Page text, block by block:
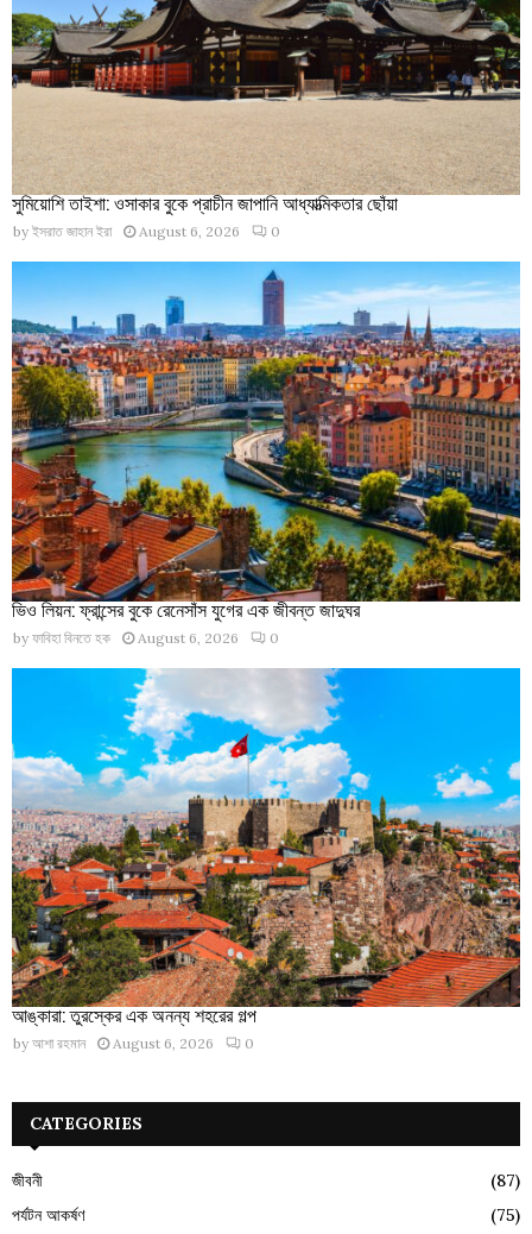
সুমিয়োশি তাইশা: ওসাকার বুকে প্রাচীন জাপানি আধ্যাত্মিকতার ছোঁয়া
by ইসরাত জাহান ইরা August 6, 2026 0
ভিও লিয়ন: ফ্রান্সের বুকে রেনেসাঁস যুগের এক জীবন্ত জাদুঘর
by ফাবিহা বিনতে হক August 6, 2026 0
আঙ্কারা: তুরস্কের এক অনন্য শহরের গল্প
by আশা রহমান August 6, 2026 0
CATEGORIES
জীবনী
(87)
পর্যটন আকর্ষণ
(75)